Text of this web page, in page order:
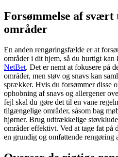
Forsømmelse af
områder
En anden rengøringsfælde er at
områder i dit hjem, så du hurtigt
NetBet. Det er nemt at fokusere på
områder, men støv og snavs kan
sprækker. Hvis du forsømmer disse
ophobning af snavs og allergener
fejl skal du gøre det til en vane
tilgængelige områder, såsom bag
hjørner. Brug udtrækkelige
områder effektivt. Ved at tage fat på
en grundig og omfattende rengøring